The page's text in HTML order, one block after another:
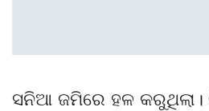
ସନିଆ ଜମିରେ ହଳ କରୁଥିଲା।